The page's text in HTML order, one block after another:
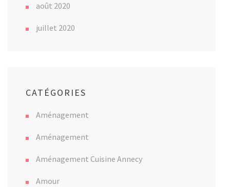
août 2020
juillet 2020
CATÉGORIES
Aménagement
Aménagement
Aménagement Cuisine Annecy
Amour